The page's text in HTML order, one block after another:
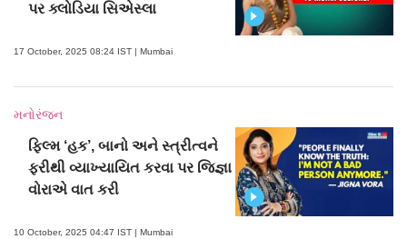
પર ક્લોડિયા સિએસ્લા
17 October, 2025 08:24 IST | Mumbai
મનોરંજન
ફિલ્મ ‘હક’, બાનો અને સ્ત્રીત્વને
ફરીથી વ્યાખ્યાયિત કરવા પર જિજ્ઞા
વોરાએ વાત કરી
10 October, 2025 04:47 IST | Mumbai